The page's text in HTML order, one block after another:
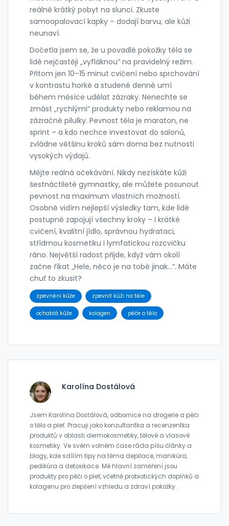
reálně krátký pobyt na slunci. Zkuste
samoopalovací kapky – dodají barvu, ale kůži
neunaví.
Dočetla jsem se, že u povadlé pokožky těla se
lidé nejčastěji „vyfláknou“ na pravidelný režim.
Přitom jen 10–15 minut cvičení nebo sprchování
v kontrastu horké a studené denně umí
během měsíce udělat zázraky. Nenechte se
zmást „rychlými“ produkty nebo reklamou na
zázračné pilulky. Pevnost těla je maraton, ne
sprint – a kdo nechce investovat do salonů,
zvládne většinu kroků sám doma bez nutnosti
vysokých výdajů.
Mějte reálná očekávání. Nikdy nezískáte kůži
šestnáctileté gymnastky, ale můžete posunout
pevnost na maximum vlastních možností.
Osobně vidím nejlepší výsledky tam, kde lidé
postupně zapojují všechny kroky – i krátké
cvičení, kvalitní jídlo, správnou hydrataci,
střídmou kosmetiku i lymfatickou rozcvičku
ráno. Největší radost přijde, když vám okolí
začne říkat „Hele, něco je na tobě jinak…“. Máte
chuť to zkusit?
zpevnění kůže zpevnit kůži na těle
ochablá kůže kolagen péče o tělo
Karolína Dostálová
Jsem Karolína Dostálová, odbornice na drogerie a péči
o tělo a pleť. Pracuji jako konzultantka a recenzentka
produktů v oblasti dermokosmetiky, tělové a vlasové
kosmetiky. Ve svém volném čase ráda píšu články a
blogy, kde sdílím tipy na téma depilace, manikúra,
pedikúra a detoxikace. Mé hlavní zaměření jsou
produkty pro péči o pleť, včetně probiotických doplňků a
kolagenu pro zlepšení vzhledu a zdraví pokožky.